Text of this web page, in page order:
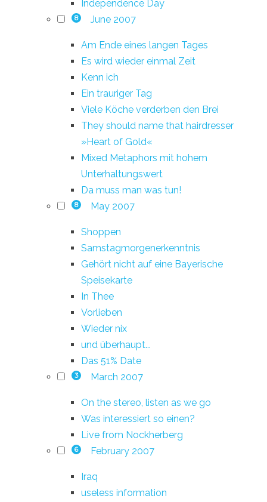
Independence Day
8 June 2007
Am Ende eines langen Tages
Es wird wieder einmal Zeit
Kenn ich
Ein trauriger Tag
Viele Köche verderben den Brei
They should name that hairdresser
»Heart of Gold«
Mixed Metaphors mit hohem
Unterhaltungswert
Da muss man was tun!
8 May 2007
Shoppen
Samstagmorgenerkenntnis
Gehört nicht auf eine Bayerische
Speisekarte
In Thee
Vorlieben
Wieder nix
und überhaupt...
Das 51% Date
3 March 2007
On the stereo, listen as we go
Was interessiert so einen?
Live from Nockherberg
6 February 2007
Iraq
useless information